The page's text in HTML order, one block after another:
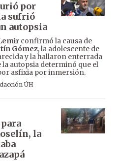
por
sufrió
autopsia
confirmó la causa de
Gómez, la adolescente de
y la hallaron enterrada
autopsia determinó que el
asfixia por inmersión.
ÚH
la